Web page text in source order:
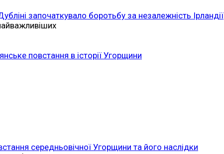
започаткувало боротьбу за незалежність Ірландії
повстання в історії Угорщини
середньовічної Угорщини та його наслідки